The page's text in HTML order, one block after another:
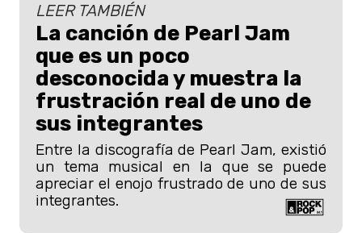
LEER TAMBIÉN
La canción de Pearl Jam
que es un poco
desconocida y muestra la
frustración real de uno de
sus integrantes
Entre la discografía de Pearl Jam, existió
un tema musical en la que se puede
apreciar el enojo frustrado de uno de sus
integrantes.